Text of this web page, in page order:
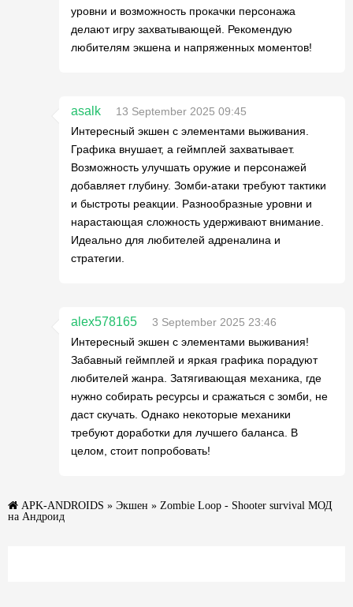
уровни и возможность прокачки персонажа
делают игру захватывающей. Рекомендую
любителям экшена и напряженных моментов!
asalk
13 September 2025 09:45
Интересный экшен с элементами выживания.
Графика внушает, а геймплей захватывает.
Возможность улучшать оружие и персонажей
добавляет глубину. Зомби-атаки требуют тактики
и быстроты реакции. Разнообразные уровни и
нарастающая сложность удерживают внимание.
Идеально для любителей адреналина и
стратегии.
alex578165
3 September 2025 23:46
Интересный экшен с элементами выживания!
Забавный геймплей и яркая графика порадуют
любителей жанра. Затягивающая механика, где
нужно собирать ресурсы и сражаться с зомби, не
даст скучать. Однако некоторые механики
требуют доработки для лучшего баланса. В
целом, стоит попробовать!
APK-ANDROIDS » Экшен » Zombie Loop - Shooter survival МОД
на Андроид